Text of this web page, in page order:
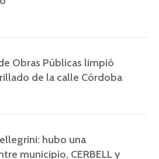
Obras Públicas limpió
de la calle Córdoba
hubo una
municipio, CERBELL y